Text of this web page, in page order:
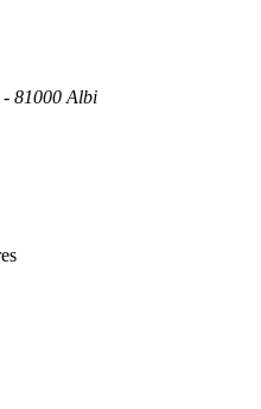
- 81000 Albi